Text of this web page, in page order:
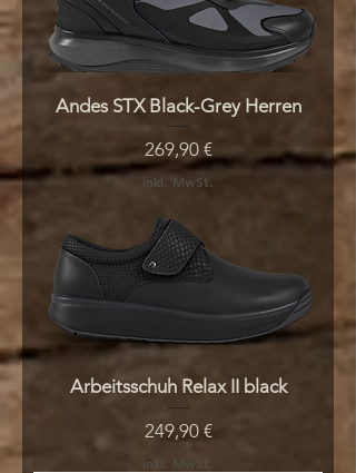
Andes STX Black-Grey Herren
Preis
269,90 €
inkl. MwSt.
Arbeitsschuh Relax II black
Preis
249,90 €
inkl. MwSt.